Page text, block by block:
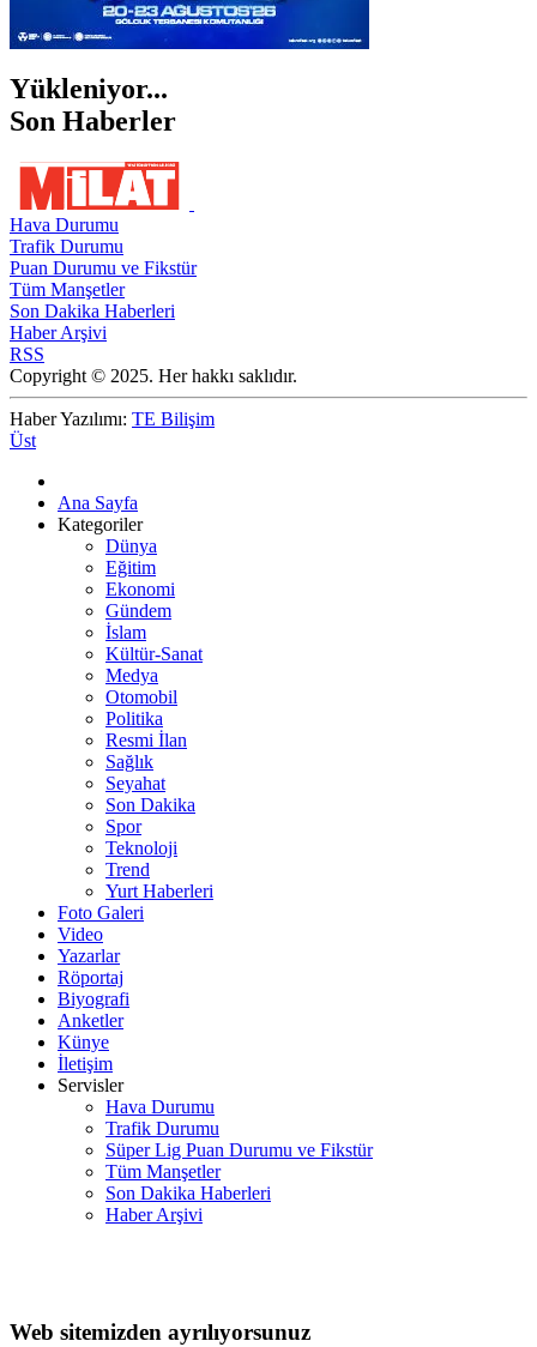
Yükleniyor...
Son Haberler
Hava Durumu
Trafik Durumu
Puan Durumu ve Fikstür
Tüm Manşetler
Son Dakika Haberleri
Haber Arşivi
RSS
Copyright © 2025. Her hakkı saklıdır.
Haber Yazılımı: TE Bilişim
Üst
Ana Sayfa
Kategoriler
Dünya
Eğitim
Ekonomi
Gündem
İslam
Kültür-Sanat
Medya
Otomobil
Politika
Resmi İlan
Sağlık
Seyahat
Son Dakika
Spor
Teknoloji
Trend
Yurt Haberleri
Foto Galeri
Video
Yazarlar
Röportaj
Biyografi
Anketler
Künye
İletişim
Servisler
Hava Durumu
Trafik Durumu
Süper Lig Puan Durumu ve Fikstür
Tüm Manşetler
Son Dakika Haberleri
Haber Arşivi
Web sitemizden ayrılıyorsunuz